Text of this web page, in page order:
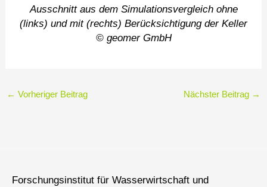
Ausschnitt aus dem Simulationsvergleich ohne
(links) und mit (rechts) Berücksichtigung der Keller
© geomer GmbH
← Vorheriger Beitrag Nächster Beitrag →
Forschungsinstitut für Wasserwirtschaft und